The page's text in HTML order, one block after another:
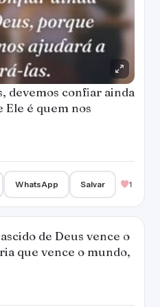
devemos confiar ainda
Ele é quem nos
WhatsApp Salvar 1
de Deus vence o
que vence o mundo,